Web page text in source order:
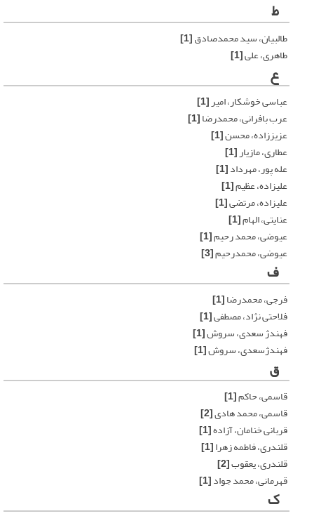
ط
طالبیان، سید محمدصادق[1]
طاهری، علی[1]
ع
عباسی خوشکار، امیر[1]
عرب بافرانی، محمدرضا[1]
عزیززاده، محسن[1]
عطاری، مازیار[1]
عله پور، مهرداد[1]
علیزاده، عظیم[1]
علیزاده، مرتضی[1]
عنایتی، الهام[1]
عیوضی، محمد رحیم[1]
عیوضی، محمدرحیم[3]
ف
فرجی، محمدرضا[1]
فلاحتی نژاد، مصطفی[1]
فهندژ سعدی، سروش[1]
فهندژسعدی، سروش[1]
ق
قاسمی، حاکم[1]
قاسمی، محمد هادی[2]
قربانی خنامان، آزاده[1]
قلندری، فاطمه زهرا[1]
قلندری، یعقوب[2]
قهرمانی، محمد جواد[1]
ک